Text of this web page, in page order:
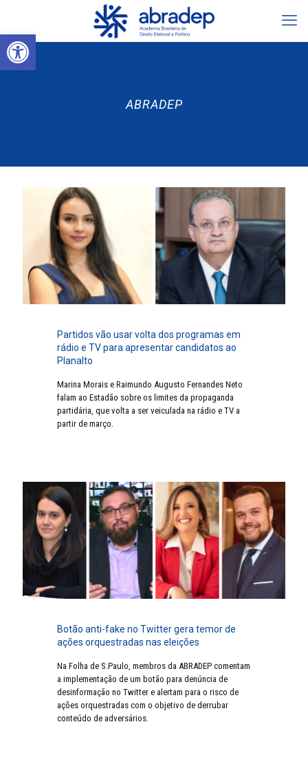
Abrir a barra de ferramentas
ABRADEP
Partidos vão usar volta dos programas em
rádio e TV para apresentar candidatos ao
Planalto
Marina Morais e Raimundo Augusto Fernandes Neto
falam ao Estadão sobre os limites da propaganda
partidária, que volta a ser veiculada na rádio e TV a
partir de março.
Botão anti-fake no Twitter gera temor de
ações orquestradas nas eleições
Na Folha de S.Paulo, membros da ABRADEP comentam
a implementação de um botão para denúncia de
desinformação no Twitter e alertam para o risco de
ações orquestradas com o objetivo de derrubar
conteúdo de adversários.